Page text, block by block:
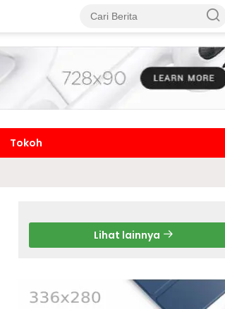
Tokoh
Lihat lainnya